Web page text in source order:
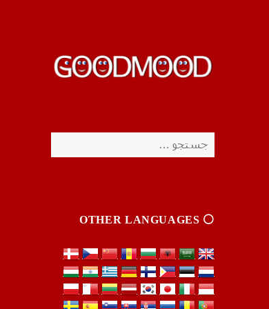
برای:
⚪️ OTHER LANGUAGES